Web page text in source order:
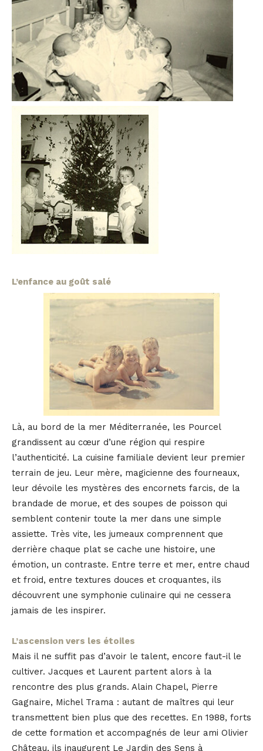
L’enfance au goût salé
Là, au bord de la mer Méditerranée, les Pourcel
grandissent au cœur d’une région qui respire
l’authenticité. La cuisine familiale devient leur premier
terrain de jeu. Leur mère, magicienne des fourneaux,
leur dévoile les mystères des encornets farcis, de la
brandade de morue, et des soupes de poisson qui
semblent contenir toute la mer dans une simple
assiette. Très vite, les jumeaux comprennent que
derrière chaque plat se cache une histoire, une
émotion, un contraste. Entre terre et mer, entre chaud
et froid, entre textures douces et croquantes, ils
découvrent une symphonie culinaire qui ne cessera
jamais de les inspirer.
L’ascension vers les étoiles
Mais il ne suffit pas d’avoir le talent, encore faut-il le
cultiver. Jacques et Laurent partent alors à la
rencontre des plus grands. Alain Chapel, Pierre
Gagnaire, Michel Trama : autant de maîtres qui leur
transmettent bien plus que des recettes. En 1988, forts
de cette formation et accompagnés de leur ami Olivier
Château, ils inaugurent Le Jardin des Sens à